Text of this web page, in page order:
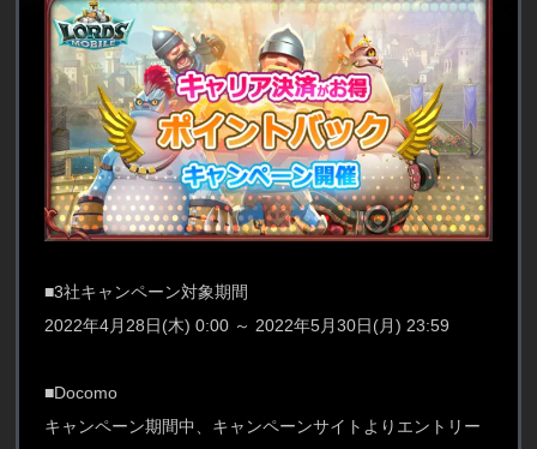
■3社キャンペーン対象期間
2022年4月28日(木) 0:00 ～ 2022年5月30日(月) 23:59
■Docomo
キャンペーン期間中、キャンペーンサイトよりエントリー